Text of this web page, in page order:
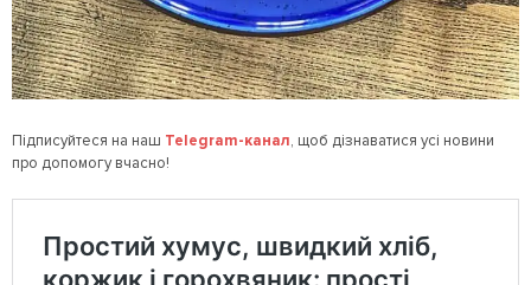
Підписуйтеся на наш Telegram-канал, щоб дізнаватися усі новини
про допомогу вчасно!